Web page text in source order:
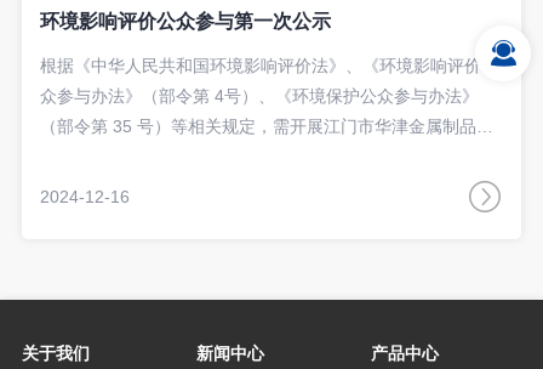
环境影响评价公众参与第一次公示
根据《中华人民共和国环境影响评价法》、《环境影响评价公
众参与办法》（部令第 4号）、《环境保护公众参与办法》
（部令第 35 号）等相关规定，需开展江门市华津金属制品有
了解社会公众对本项目建设的态度及对环境保护方面的意见和
2024-12-16
关于我们 新闻中心 产品中心